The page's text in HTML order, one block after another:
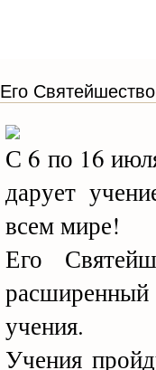
Его
С 6 по 16
дарует
всем мире!
Его
учения.
Учения